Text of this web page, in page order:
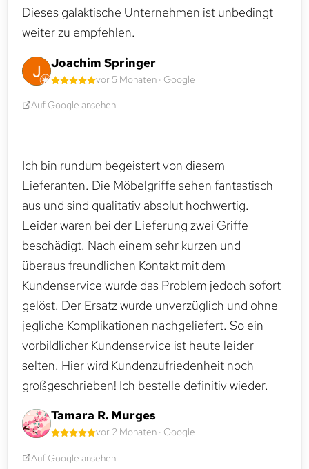
Dieses galaktische Unternehmen ist unbedingt
weiter zu empfehlen.
Joachim Springer
vor 5 Monaten · Google
Auf Google ansehen
Ich bin rundum begeistert von diesem
Lieferanten. Die Möbelgriffe sehen fantastisch
aus und sind qualitativ absolut hochwertig.
Leider waren bei der Lieferung zwei Griffe
beschädigt. Nach einem sehr kurzen und
überaus freundlichen Kontakt mit dem
Kundenservice wurde das Problem jedoch sofort
gelöst. Der Ersatz wurde unverzüglich und ohne
jegliche Komplikationen nachgeliefert. So ein
vorbildlicher Kundenservice ist heute leider
selten. Hier wird Kundenzufriedenheit noch
großgeschrieben! Ich bestelle definitiv wieder.
Tamara R. Murges
vor 2 Monaten · Google
Auf Google ansehen